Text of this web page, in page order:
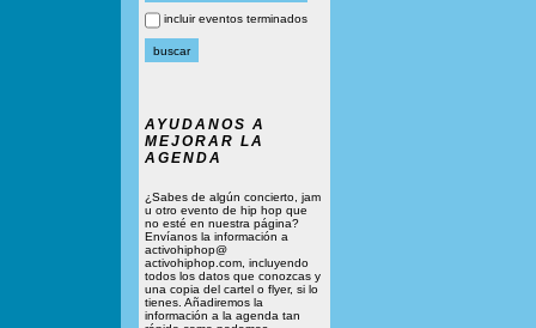
incluir eventos terminados
AYUDANOS A
MEJORAR LA
AGENDA
¿Sabes de algún concierto, jam
u otro evento de hip hop que
no esté en nuestra página?
Envíanos la información a
activohiphop@
activohiphop.com, incluyendo
todos los datos que conozcas y
una copia del cartel o flyer, si lo
tienes. Añadiremos la
información a la agenda tan